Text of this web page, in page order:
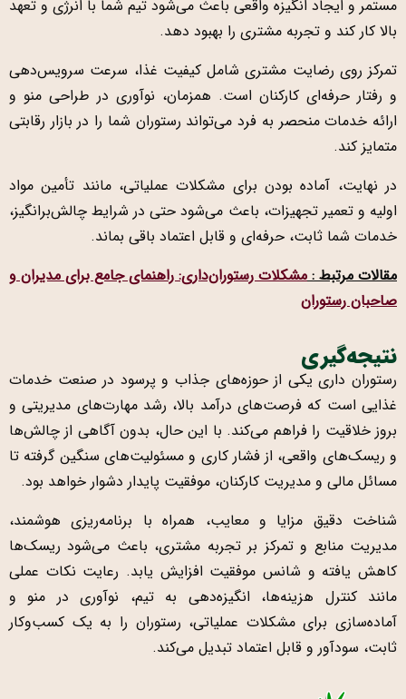
مستمر و ایجاد انگیزه واقعی باعث می‌شود تیم شما با انرژی و تعهد
بالا کار کند و تجربه مشتری را بهبود دهد.
تمرکز روی رضایت مشتری شامل کیفیت غذا، سرعت سرویس‌دهی
و رفتار حرفه‌ای کارکنان است. همزمان، نوآوری در طراحی منو و
ارائه خدمات منحصر به فرد می‌تواند رستوران شما را در بازار رقابتی
متمایز کند.
در نهایت، آماده بودن برای مشکلات عملیاتی، مانند تأمین مواد
اولیه و تعمیر تجهیزات، باعث می‌شود حتی در شرایط چالش‌برانگیز،
خدمات شما ثابت، حرفه‌ای و قابل اعتماد باقی بماند.
مقالات مرتبط :مشکلات رستوران‌داری: راهنمای جامع برای مدیران و
صاحبان رستوران
نتیجه‌گیری
رستوران داری یکی از حوزه‌های جذاب و پرسود در صنعت خدمات
غذایی است که فرصت‌های درآمد بالا، رشد مهارت‌های مدیریتی و
بروز خلاقیت را فراهم می‌کند. با این حال، بدون آگاهی از چالش‌ها
و ریسک‌های واقعی، از فشار کاری و مسئولیت‌های سنگین گرفته تا
مسائل مالی و مدیریت کارکنان، موفقیت پایدار دشوار خواهد بود.
شناخت دقیق مزایا و معایب، همراه با برنامه‌ریزی هوشمند،
مدیریت منابع و تمرکز بر تجربه مشتری، باعث می‌شود ریسک‌ها
کاهش یافته و شانس موفقیت افزایش یابد. رعایت نکات عملی
مانند کنترل هزینه‌ها، انگیزه‌دهی به تیم، نوآوری در منو و
آماده‌سازی برای مشکلات عملیاتی، رستوران را به یک کسب‌وکار
ثابت، سودآور و قابل اعتماد تبدیل می‌کند.